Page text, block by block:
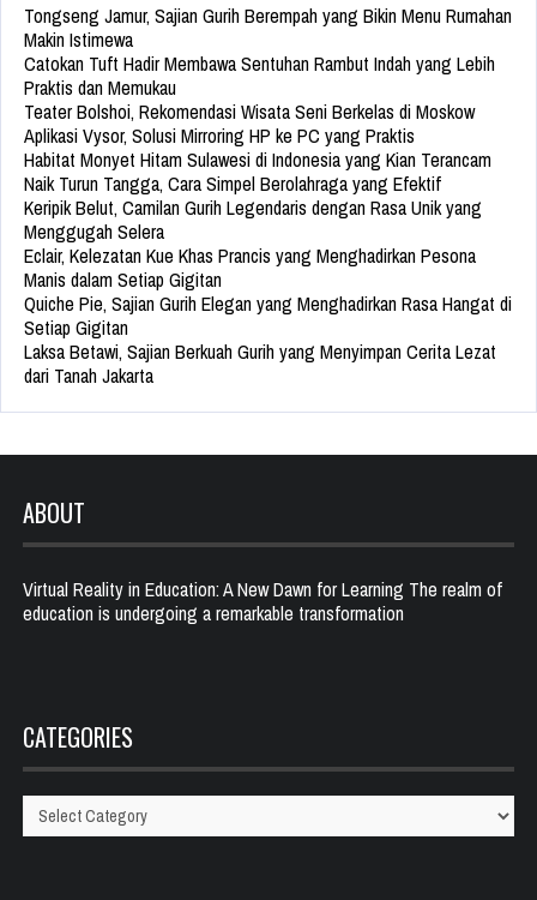
Tongseng Jamur, Sajian Gurih Berempah yang Bikin Menu Rumahan
Makin Istimewa
Catokan Tuft Hadir Membawa Sentuhan Rambut Indah yang Lebih
Praktis dan Memukau
Teater Bolshoi, Rekomendasi Wisata Seni Berkelas di Moskow
Aplikasi Vysor, Solusi Mirroring HP ke PC yang Praktis
Habitat Monyet Hitam Sulawesi di Indonesia yang Kian Terancam
Naik Turun Tangga, Cara Simpel Berolahraga yang Efektif
Keripik Belut, Camilan Gurih Legendaris dengan Rasa Unik yang
Menggugah Selera
Eclair, Kelezatan Kue Khas Prancis yang Menghadirkan Pesona
Manis dalam Setiap Gigitan
Quiche Pie, Sajian Gurih Elegan yang Menghadirkan Rasa Hangat di
Setiap Gigitan
Laksa Betawi, Sajian Berkuah Gurih yang Menyimpan Cerita Lezat
dari Tanah Jakarta
ABOUT
Virtual Reality in Education: A New Dawn for Learning The realm of
education is undergoing a remarkable transformation
CATEGORIES
Categories